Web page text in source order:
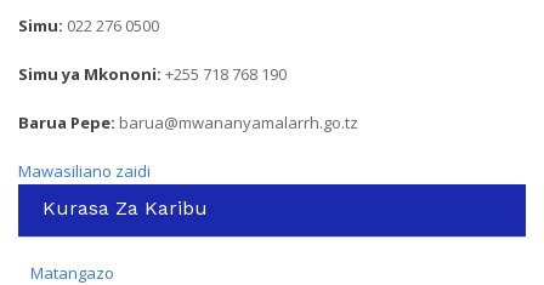
Simu: 022 276 0500
Simu ya Mkononi: +255 718 768 190
Barua Pepe: barua@mwananyamalarrh.go.tz
Mawasiliano zaidi
Kurasa Za Karibu
Matangazo